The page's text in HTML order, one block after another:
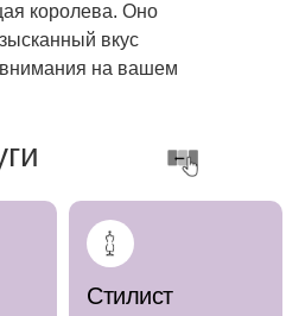
королева. Оно
вкус
внимания на вашем
Стилист